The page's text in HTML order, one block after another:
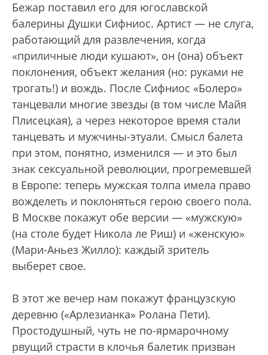
Бежар поставил его для югославской
балерины Душки Сифниос. Артист — не слуга,
работающий для развлечения, когда
«приличные люди кушают», он (она) объект
поклонения, объект желания (но: руками не
трогать!) и вождь. После Сифниос «Болеро»
танцевали многие звезды (в том числе Майя
Плисецкая), а через некоторое время стали
танцевать и мужчины-этуали. Смысл балета
при этом, понятно, изменился — и это был
знак сексуальной революции, прогремевшей
в Европе: теперь мужская толпа имела право
вожделеть и поклоняться герою своего пола.
В Москве покажут обе версии — «мужскую»
(на столе будет Никола ле Риш) и «женскую»
(Мари-Аньез Жилло): каждый зритель
выберет свое.
В этот же вечер нам покажут французскую
деревню («Арлезианка» Ролана Пети).
Простодушный, чуть не по-ярмарочному
рвущий страсти в клочья балетик призван